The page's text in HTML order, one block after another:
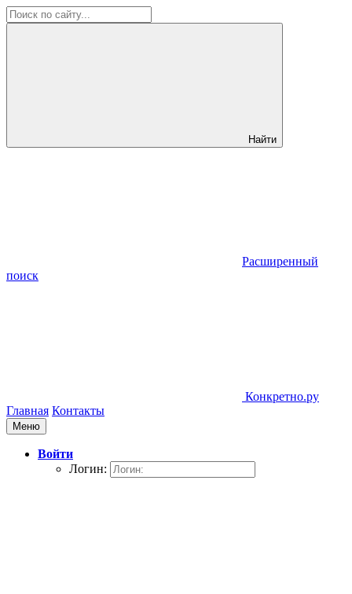
Найти
Расширенный
поиск
Конкретно.ру
Главная Контакты
Меню
Войти
Логин: